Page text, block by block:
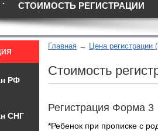
СТОИМОСТЬ РЕГИСТРАЦИИ
Главная Цена регистрации
Стоимость
Регистрация Форма 3
*Ребенок при прописке с
РФ
СНГ